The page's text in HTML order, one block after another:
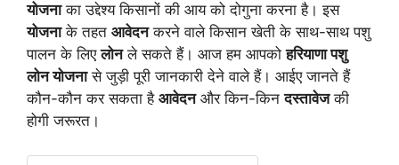
योजनाका उद्देश्य किसानों की आय को दोगुना करना है। इस
योजनाके तहत आवेदनकरने वाले किसान खेती के साथ-साथ पशु
पालन के लिएलोनले सकते हैं। आज हम आपकोहरियाणा पशु
लोन योजनासे जुड़ी पूरी जानकारी देने वाले हैं। आईए जानते हैं
कौन-कौन कर सकता है आवेदनऔर किन-किनदस्तावेजकी
होगी जरूरत।